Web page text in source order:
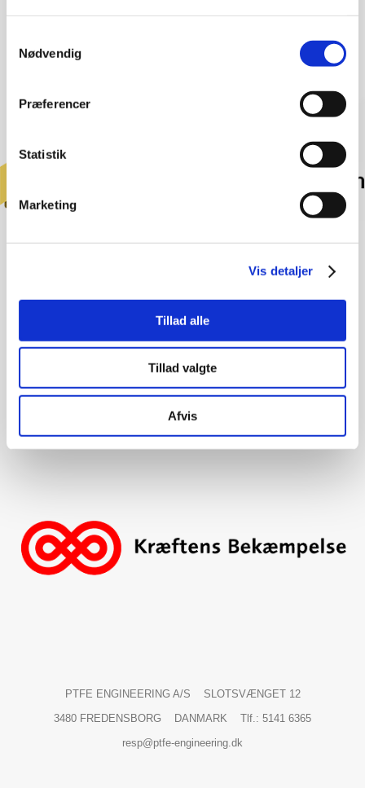
Nødvendig
Præferencer
Statistik
Marketing
Vis detaljer
Tillad alle
Tillad valgte
Afvis
Engineering A/S tilbyde en udførlig simulering og beregning af materialers
PTFE ENGINEERING A/S
SLOTSVÆNGET 12
3480 FREDENSBORG
DANMARK
Tlf.: 5141 6365
resp@ptfe-engineering.dk